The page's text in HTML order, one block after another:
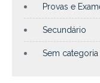
Provas e
Secundário
Sem categoria